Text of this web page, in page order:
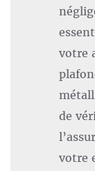
votre
de
votre